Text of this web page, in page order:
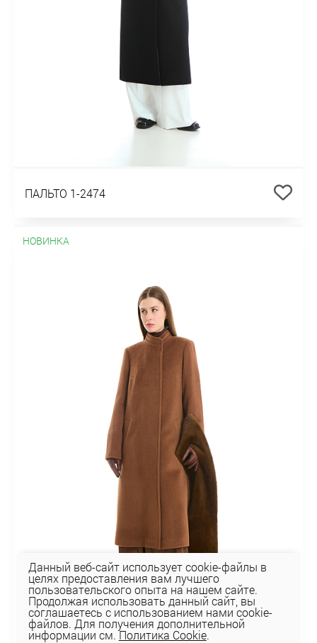
ПАЛЬТО 1-2474
НОВИНКА
Данный веб-сайт использует cookie-файлы в
целях предоставления вам лучшего
пользовательского опыта на нашем сайте.
Продолжая использовать данный сайт, вы
соглашаетесь с использованием нами cookie-
файлов. Для получения дополнительной
информации см.Политика Cookie.